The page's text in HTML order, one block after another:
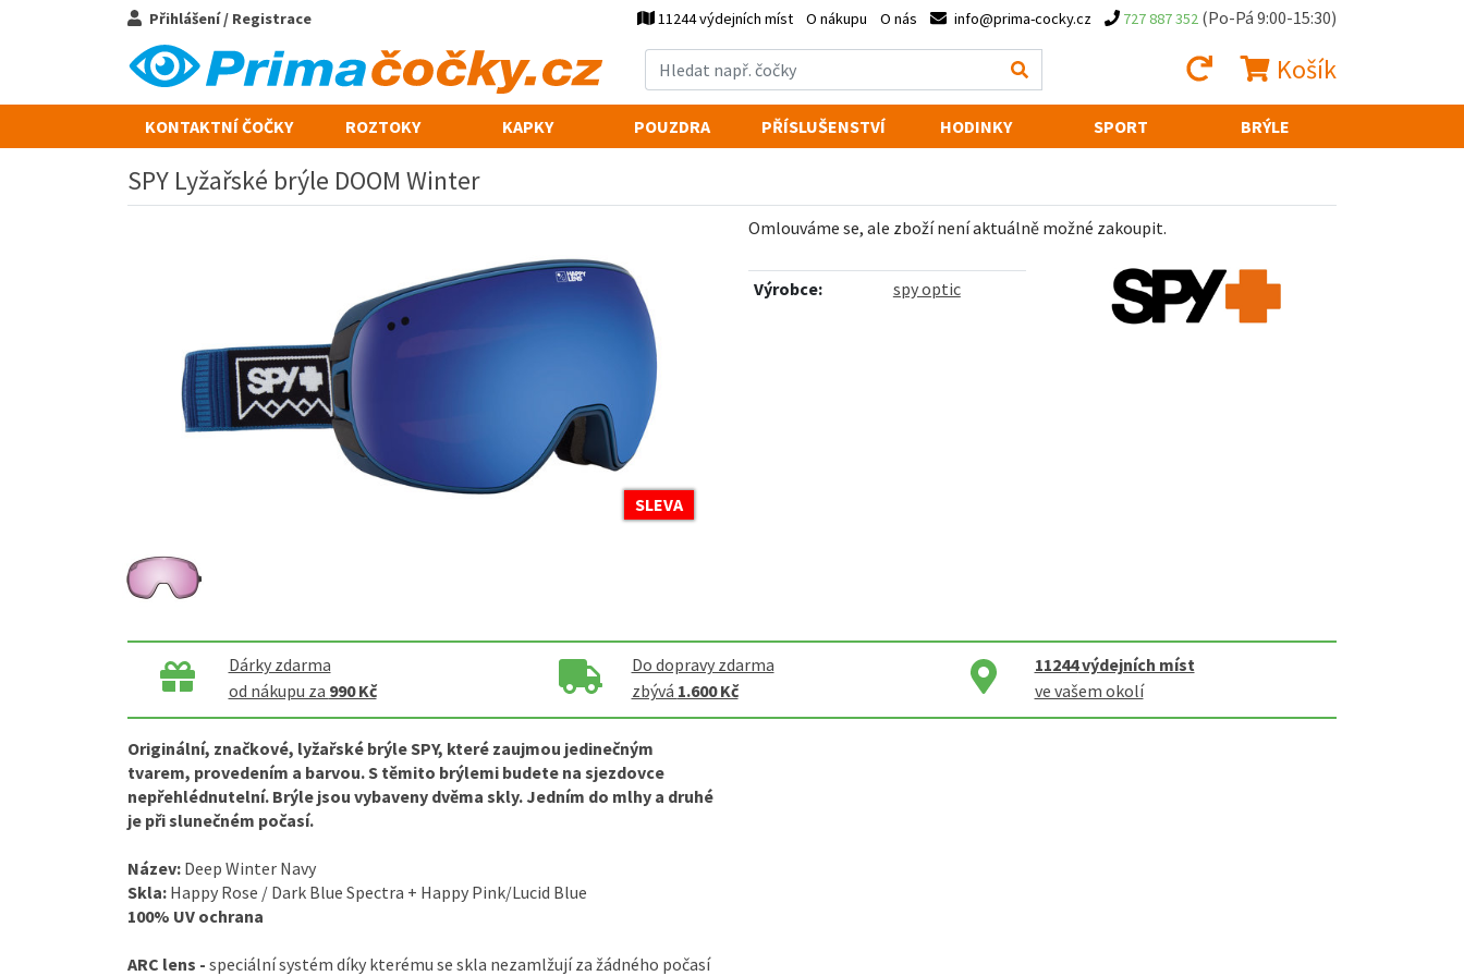
Přihlášení / Registrace 11244 výdejních míst O nákupu O nás info@prima-cocky.cz 727 887 352 (Po-Pá 9:00-15:30)
Košík
KONTAKTNÍ ČOČKY ROZTOKY KAPKY POUZDRA PŘÍSLUŠENSTVÍ HODINKY SPORT BRÝLE
SPY Lyžařské brýle DOOM Winter
SLEVA
Omlouváme se, ale zboží není aktuálně možné zakoupit.
Výrobce: spy optic
Dárky zdarma
od nákupu za 990 Kč
Do dopravy zdarma
zbývá 1.600 Kč
11244výdejních míst
ve vašem okolí
Originální, značkové, lyžařské brýle SPY, které zaujmou jedinečným
tvarem, provedením a barvou. S těmito brýlemi budete na sjezdovce
nepřehlédnutelní. Brýle jsou vybaveny dvěma skly. Jedním do mlhy a druhé
je při slunečném počasí.
Název: Deep Winter Navy
Skla: Happy Rose / Dark Blue Spectra + Happy Pink/Lucid Blue
100% UV ochrana
ARC lens - speciální systém díky kterému se skla nezamlžují za žádného počasí